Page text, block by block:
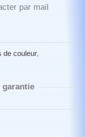
par mail
de couleur,
garantie